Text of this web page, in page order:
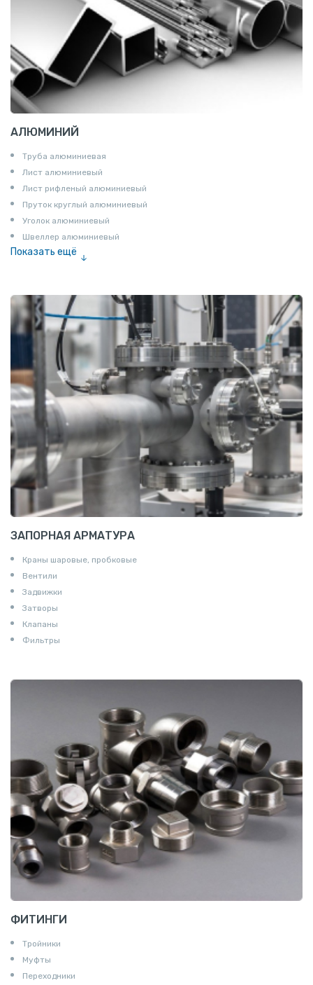
АЛЮМИНИЙ
Труба алюминиевая
Лист алюминиевый
Лист рифленый алюминиевый
Пруток круглый алюминиевый
Уголок алюминиевый
Швеллер алюминиевый
Показать ещё
Шина электротехническая
Алюминиевая плита
Z профиль алюминиевый
Т профиль алюминиевый
Пруток квадратный алюминиевый
Полоса алюминиевая
Пруток шестигранный алюминиевый
ЗАПОРНАЯ АРМАТУРА
Краны шаровые, пробковые
Вентили
Задвижки
Затворы
Клапаны
Фильтры
ФИТИНГИ
Тройники
Муфты
Переходники